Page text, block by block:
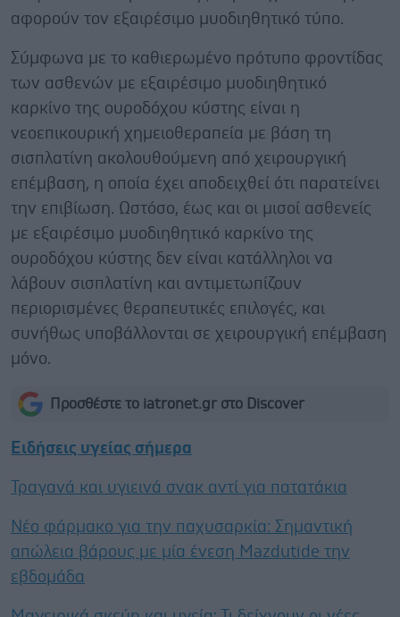
αφορούν τον εξαιρέσιμο μυοδιηθητικό τύπο.
Σύμφωνα με το καθιερωμένο πρότυπο φροντίδας
των ασθενών με εξαιρέσιμο μυοδιηθητικό
καρκίνο της ουροδόχου κύστης είναι η
νεοεπικουρική χημειοθεραπεία με βάση τη
σισπλατίνη ακολουθούμενη από χειρουργική
επέμβαση, η οποία έχει αποδειχθεί ότι παρατείνει
την επιβίωση. Ωστόσο, έως και οι μισοί ασθενείς
με εξαιρέσιμο μυοδιηθητικό καρκίνο της
ουροδόχου κύστης δεν είναι κατάλληλοι να
λάβουν σισπλατίνη και αντιμετωπίζουν
περιορισμένες θεραπευτικές επιλογές, και
συνήθως υποβάλλονται σε χειρουργική επέμβαση
μόνο.
Προσθέστε το iatronet.gr στο Discover
Ειδήσεις υγείας σήμερα
Τραγανά και υγιεινά σνακ αντί για πατατάκια
Νέο φάρμακο για την παχυσαρκία: Σημαντική
απώλεια βάρους με μία ένεση Mazdutide την
εβδομάδα